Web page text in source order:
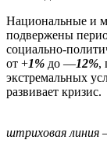
Национальные и
подвержены
социально-
от +1% до —12%,
экстремальных
развивает кризис.
штриховая линия